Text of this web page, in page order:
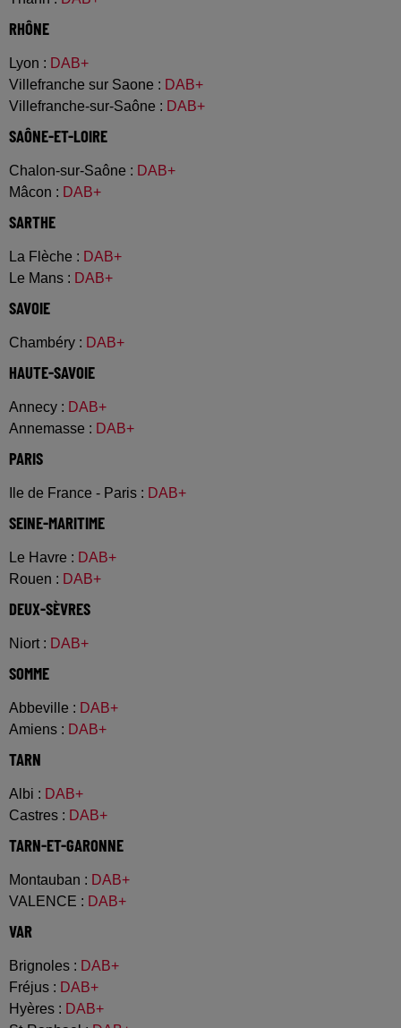
RHÔNE
Lyon : DAB+
Villefranche sur Saone : DAB+
Villefranche-sur-Saône : DAB+
SAÔNE-ET-LOIRE
Chalon-sur-Saône : DAB+
Mâcon : DAB+
SARTHE
La Flèche : DAB+
Le Mans : DAB+
SAVOIE
Chambéry : DAB+
HAUTE-SAVOIE
Annecy : DAB+
Annemasse : DAB+
PARIS
Ile de France - Paris : DAB+
SEINE-MARITIME
Le Havre : DAB+
Rouen : DAB+
DEUX-SÈVRES
Niort: DAB+
SOMME
Abbeville : DAB+
Amiens : DAB+
TARN
Albi : DAB+
Castres : DAB+
TARN-ET-GARONNE
Montauban : DAB+
VALENCE : DAB+
VAR
Brignoles : DAB+
Fréjus : DAB+
Hyères : DAB+